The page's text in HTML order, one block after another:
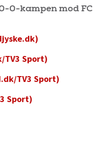
0-kampen mod FC
TV3 Sport)
TV3 Sport)
Sport)